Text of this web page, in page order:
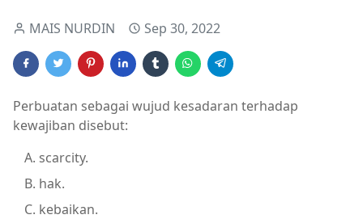
MAIS NURDIN Sep 30, 2022
Perbuatan sebagai wujud kesadaran terhadap
kewajiban disebut:
scarcity.
hak.
kebaikan.